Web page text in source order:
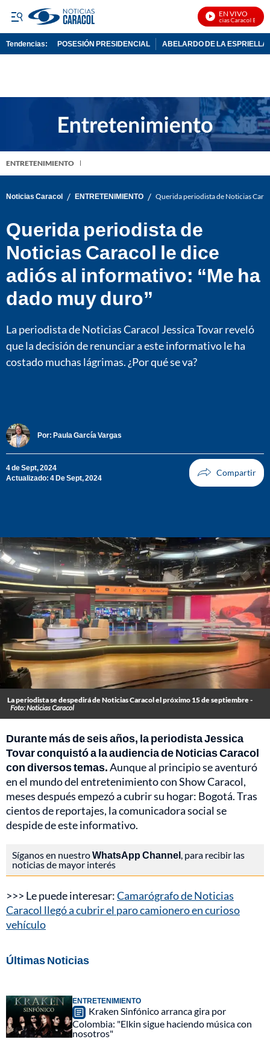
EN VIVO
Noticias Caracol En Vivo
Tendencias: POSESIÓN PRESIDENCIAL ABELARDO DE LA ESPRIELLA
ENTRETENIMIENTO
Noticias Caracol / ENTRETENIMIENTO / Querida periodista de Noticias
Querida periodista de
Noticias Caracol le dice
adiós al informativo: “Me ha
dado muy duro”
La periodista de Noticias Caracol Jessica Tovar reveló
que la decisión de renunciar a este informativo le ha
costado muchas lágrimas. ¿Por qué se va?
Por: Paula García Vargas
4 de Sept, 2024
Actualizado: 4 De Sept, 2024
La periodista se despedirá de Noticias Caracol el próximo 15 de septiembre -
Foto: Noticias Caracol
Durante más de seis años, la periodista Jessica
Tovar conquistó a la audiencia de Noticias Caracol
con diversos temas.Aunque al principio se aventuró
en el mundo del entretenimiento con Show Caracol,
meses después empezó a cubrir su hogar: Bogotá. Tras
cientos de reportajes, la comunicadora social se
despide de este informativo.
Síganos en nuestroWhatsApp Channel, para recibir las
noticias de mayor interés
>>> Le puede interesar:Camarógrafo de Noticias
Caracol llegó a cubrir el paro camionero en curioso
vehículo
Últimas Noticias
ENTRETENIMIENTO
Kraken Sinfónico arranca gira por
Colombia: "Elkin sigue haciendo música con
nosotros"